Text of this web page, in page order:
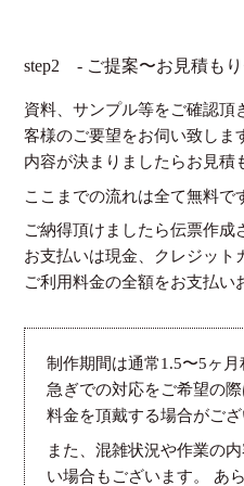
step2 - ご提案〜お見積も
資料、サンプル等をご確認頂
客様のご要望をお伺い致しま
内容が決まりましたらお見積
ここまでの流れは全て無料で
ご納得頂けましたら伝票作成
お支払いは現金、クレジット
ご利用料金の全額をお支払い
制作期間は通常1.5〜5ヶ月
急ぎでの対応をご希望の
料金を頂戴する場合がござ
また、混雑状況や作業の
い場合もございます。 あ